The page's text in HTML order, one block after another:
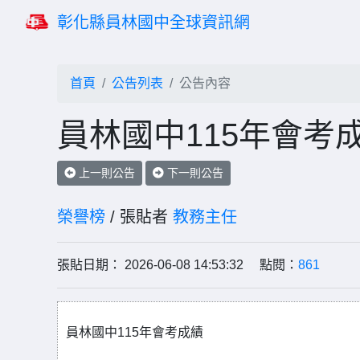
彰化縣員林國中全球資訊網
首頁 公告列表 公告內容
員林國中115年會考
上一則公告 下一則公告
榮譽榜 / 張貼者 教務主任
張貼日期： 2026-06-08 14:53:32 點閱： 861
員林國中115年會考成績